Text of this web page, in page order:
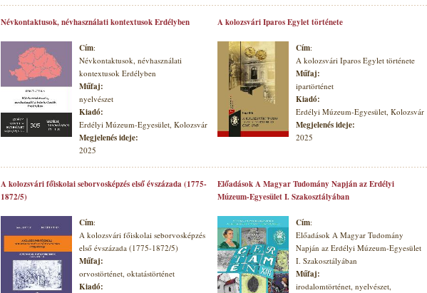
Névkontaktusok, névhasználati kontextusok Erdélyben
Cím:
Névkontaktusok, névhasználati
kontextusok Erdélyben
Műfaj:
nyelvészet
Kiadó:
Erdélyi Múzeum-Egyesület, Kolozsvár
Megjelenés ideje:
2025
A kolozsvári Iparos Egylet története
Cím:
A kolozsvári Iparos Egylet története
Műfaj:
ipartörténet
Kiadó:
Erdélyi Múzeum-Egyesület, Kolozsvár
Megjelenés ideje:
2025
A kolozsvári főiskolai seborvosképzés első évszázada (1775-
1872/5)
Cím:
A kolozsvári főiskolai seborvosképzés
első évszázada (1775-1872/5)
Műfaj:
orvostörténet, oktatástörténet
Kiadó:
Előadások A Magyar Tudomány Napján az Erdélyi
Múzeum-Egyesület I. Szakosztályában
Cím:
Előadások A Magyar Tudomány
Napján az Erdélyi Múzeum-Egyesület
I. Szakosztályában
Műfaj:
irodalomtörténet, nyelvészet,